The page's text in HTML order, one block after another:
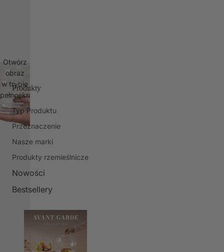
Produkty
Typ Produktu
Przeznaczenie
Nasze marki
Produkty rzemieślnicze
Nowości
Bestsellery
Otwórz
obraz
w trybie
pełnoekranowym